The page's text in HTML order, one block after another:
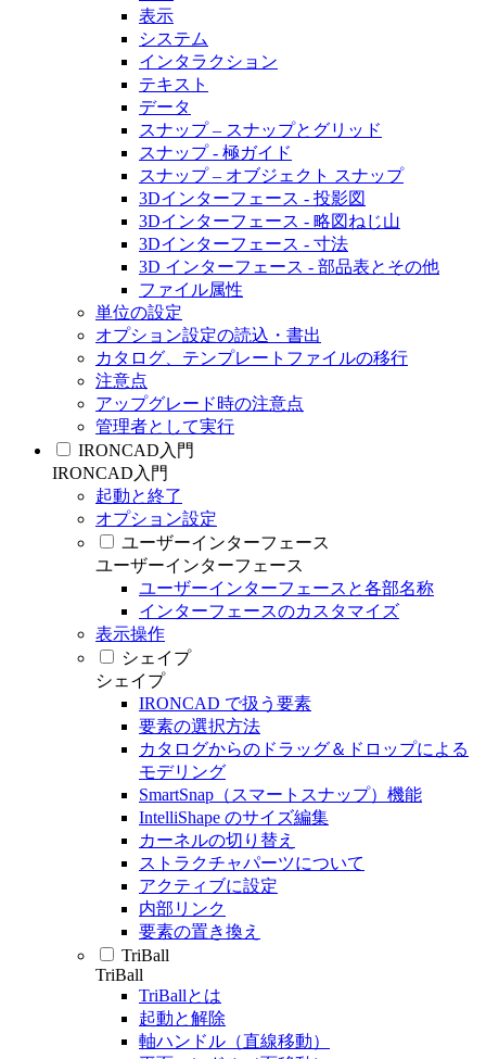
表示
システム
インタラクション
テキスト
データ
スナップ – スナップとグリッド
スナップ - 極ガイド
スナップ – オブジェクト スナップ
3Dインターフェース - 投影図
3Dインターフェース - 略図ねじ山
3Dインターフェース - 寸法
3D インターフェース - 部品表とその他
ファイル属性
単位の設定
オプション設定の読込・書出
カタログ、テンプレートファイルの移行
注意点
アップグレード時の注意点
管理者として実行
IRONCAD入門
IRONCAD入門
起動と終了
オプション設定
ユーザーインターフェース
ユーザーインターフェース
ユーザーインターフェースと各部名称
インターフェースのカスタマイズ
表示操作
シェイプ
シェイプ
IRONCAD で扱う要素
要素の選択方法
カタログからのドラッグ＆ドロップによる
モデリング
SmartSnap（スマートスナップ）機能
IntelliShape のサイズ編集
カーネルの切り替え
ストラクチャパーツについて
アクティブに設定
内部リンク
要素の置き換え
TriBall
TriBall
TriBallとは
起動と解除
軸ハンドル（直線移動）